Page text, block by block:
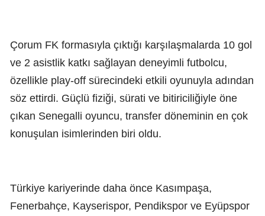
Çorum FK formasıyla çıktığı karşılaşmalarda 10 gol
ve 2 asistlik katkı sağlayan deneyimli futbolcu,
özellikle play-off sürecindeki etkili oyunuyla adından
söz ettirdi. Güçlü fiziği, sürati ve bitiriciliğiyle öne
çıkan Senegalli oyuncu, transfer döneminin en çok
konuşulan isimlerinden biri oldu.
Türkiye kariyerinde daha önce Kasımpaşa,
Fenerbahçe, Kayserispor, Pendikspor ve Eyüpspor